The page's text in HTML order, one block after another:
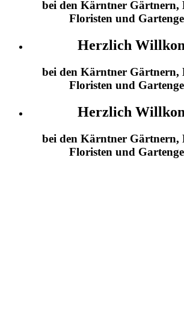
bei den Kärntner Gärtnern,
Floristen und
Herzlich
bei den Kärntner Gärtnern,
Floristen und
Herzlich
bei den Kärntner Gärtnern,
Floristen und